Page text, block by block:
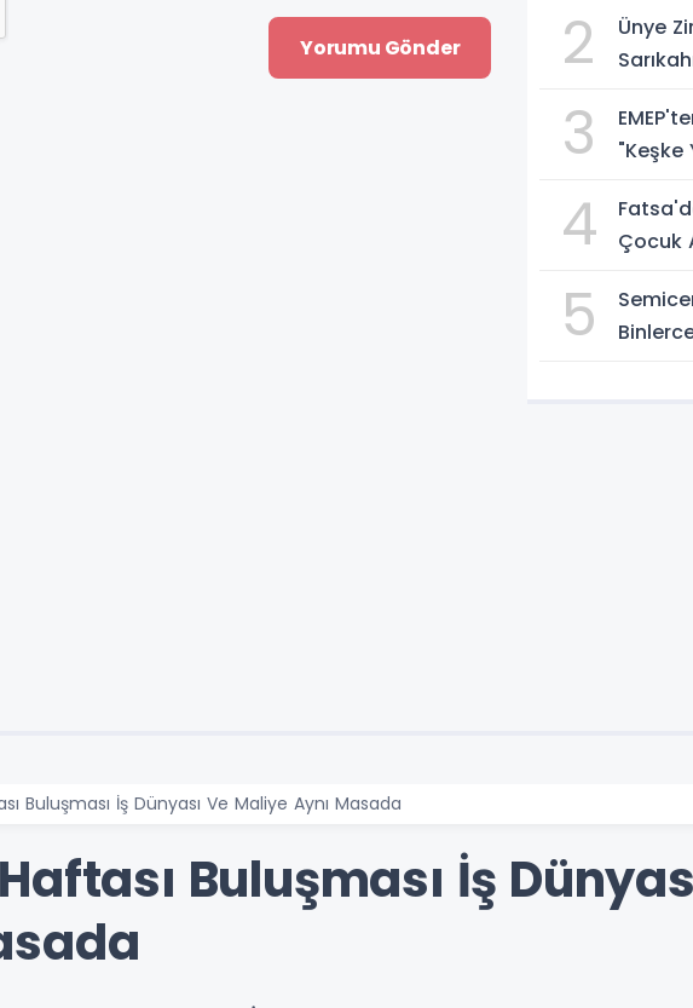
2
Ünye
3
"Keşke
4
Çocuk
5
Buluşması İş Dünyası Ve Maliye Aynı Masada
Buluşması İş